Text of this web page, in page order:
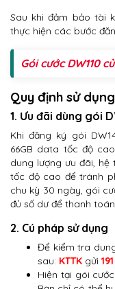
Sau khi đảm bảo tài
thực hiện các bước
Gói cước DW110
Quy định sử
1. Ưu đãi dùng gói
Khi đăng ký gói
66GB data tốc độ
dung lượng ưu đãi,
tốc độ cao để tránh
chu kỳ 30 ngày, gói
đủ số dư để thanh
2. Cú pháp sử dụng
Để kiểm tra
sau: KTTK gửi 191
Hiện tại gói